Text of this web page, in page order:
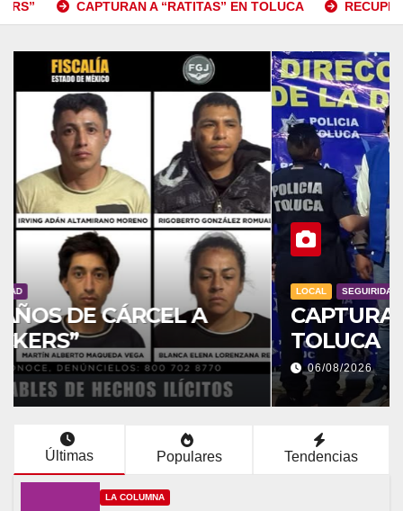
A “RATITAS” EN TOLUCA RECUPERAN DOS AUTOS
LOCAL SEGUIRIDAD
CAPTURAN A “RATITAS” EN
TOLUCA
06/08/2026
Últimas Populares Tendencias
LA COLUMNA